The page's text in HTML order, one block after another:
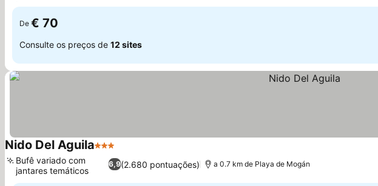
De € 70
Consulte os preços de 12 sites
Nido Del Aguila3 Estrelas
6,9(2.680 pontuações)
Bufê variado com
jantares temáticos
a 0.7 km de Playa de Mogán